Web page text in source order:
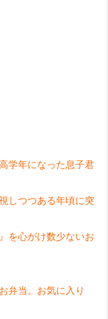
学年になった息子君
しつつある年頃に突
を心がけ数少ないお
弁当。お気に入り